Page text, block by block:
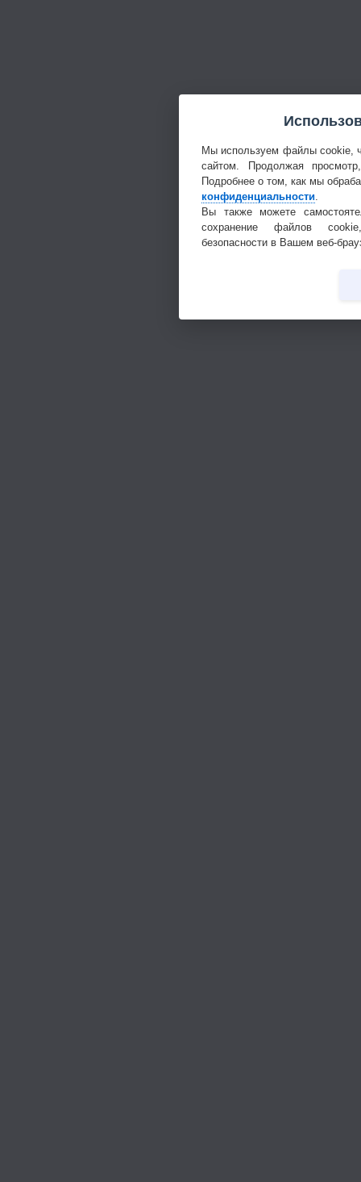
Мы используем файлы cookie,
сайтом. Продолжая
Подробнее о том, как мы
конфиденциальности
Вы также можете
сохранение файлов
безопасности в Вашем веб-